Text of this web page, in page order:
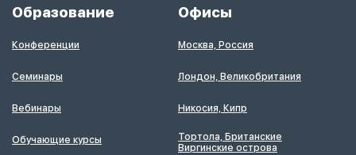
Образование
Конференции
Семинары
Вебинары
Обучающие курсы
Офисы
Москва, Россия
Лондон, Великобритания
Никосия, Кипр
Тортола, Британские
Виргинские острова